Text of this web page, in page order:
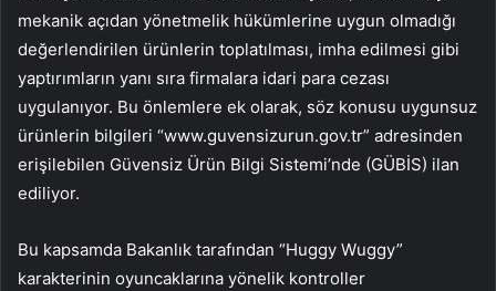
mekanik açıdan yönetmelik hükümlerine uygun olmadığı
değerlendirilen ürünlerin toplatılması, imha edilmesi gibi
yaptırımların yanı sıra firmalara idari para cezası
uygulanıyor. Bu önlemlere ek olarak, söz konusu uygunsuz
ürünlerin bilgileri “www.guvensizurun.gov.tr” adresinden
erişilebilen Güvensiz Ürün Bilgi Sistemi’nde (GÜBİS) ilan
ediliyor.
Bu kapsamda Bakanlık tarafından “Huggy Wuggy”
karakterinin oyuncaklarına yönelik kontroller